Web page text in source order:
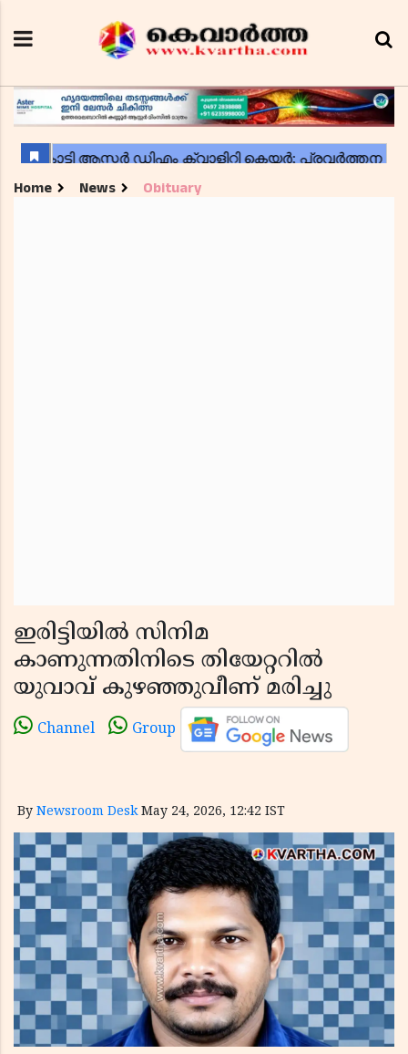
Home News Obituary
ഇരിട്ടിയിൽ സിനിമ
കാണുന്നതിനിടെ തിയേറ്ററിൽ
യുവാവ് കുഴഞ്ഞുവീണ് മരിച്ചു
Channel Group
By Newsroom Desk May 24, 2026, 12:42 IST